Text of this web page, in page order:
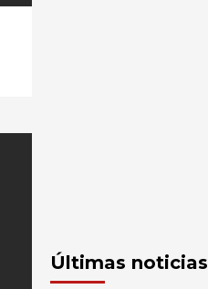
Últimas noticias